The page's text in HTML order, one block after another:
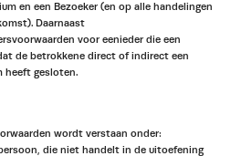
en een Bezoeker (en op alle handelingen
Daarnaast
voor eenieder die een
de betrokkene direct of indirect een
heeft gesloten.
wordt verstaan onder:
die niet handelt in de uitoefening